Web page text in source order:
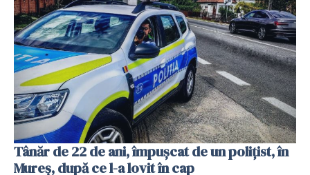
Tânăr de 22 de ani, împușcat de un polițist, în
Mureș, după ce l-a lovit în cap